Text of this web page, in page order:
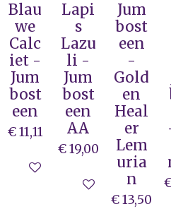
Blau
we
Calc
iet -
Jum
bost
een
€ 11,11
In winkelwagen
Lapi
s
Lazu
li -
Jum
bost
een
AA
€ 19,00
In winkelwagen
Jum
bost
een
-
Gold
en
Heal
er
Lem
uria
n
€ 13,50